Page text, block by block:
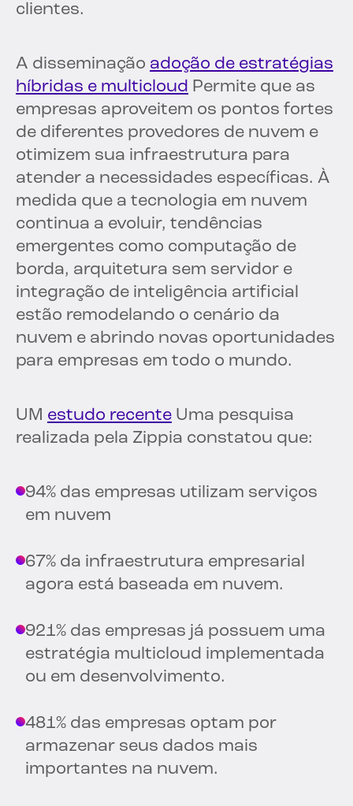
clientes.
A disseminação adoção de estratégias
híbridas e multicloud Permite que as
empresas aproveitem os pontos fortes
de diferentes provedores de nuvem e
otimizem sua infraestrutura para
atender a necessidades específicas. À
medida que a tecnologia em nuvem
continua a evoluir, tendências
emergentes como computação de
borda, arquitetura sem servidor e
integração de inteligência artificial
estão remodelando o cenário da
nuvem e abrindo novas oportunidades
para empresas em todo o mundo.
UM estudo recente Uma pesquisa
realizada pela Zippia constatou que:
94% das empresas utilizam serviços
em nuvem
67% da infraestrutura empresarial
agora está baseada em nuvem.
921% das empresas já possuem uma
estratégia multicloud implementada
ou em desenvolvimento.
481% das empresas optam por
armazenar seus dados mais
importantes na nuvem.